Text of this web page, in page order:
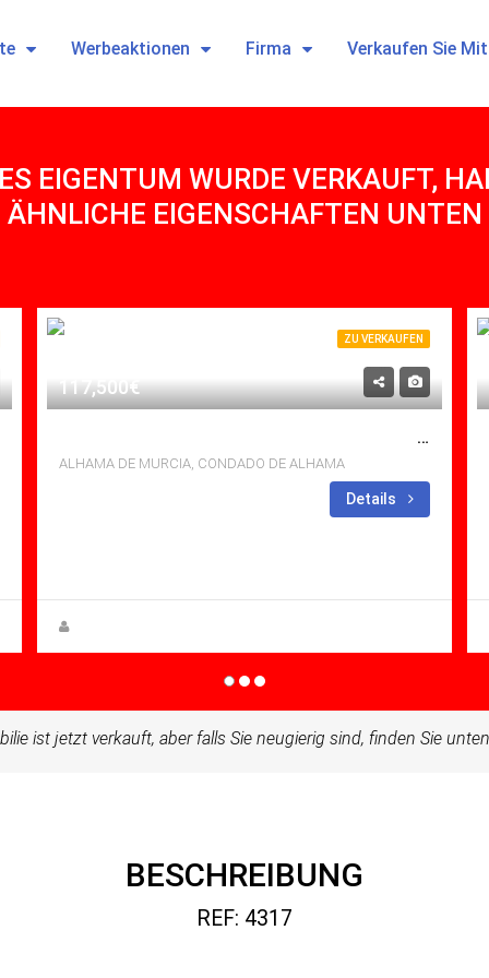
Werbeaktionen Firma Verkaufen Sie
EIGENTUM WURDE VERKAUFT,
ÄHNLICHE EIGENSCHAFTEN UNTEN
ZU VERKAUFEN
117,500€
ZU VERKAUFEN APARTMENT IN CONDADO DE ALHAMA, ALHAMA DE MURCIA MIT POOL
ALHAMA DE MURCIA, CONDADO DE ALHAMA
Details
ist jetzt verkauft, aber falls Sie neugierig sind, finden Sie
BESCHREIBUNG
REF: 4317